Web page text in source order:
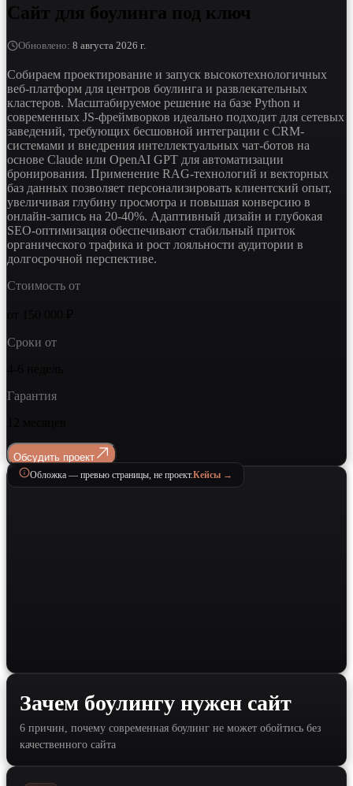
Сайт для боулинга под ключ
Обновлено: 8 августа 2026 г.
Собираем проектирование и запуск высокотехнологичных
веб-платформ для центров боулинга и развлекательных
кластеров. Масштабируемое решение на базе Python и
современных JS-фреймворков идеально подходит для сетевых
заведений, требующих бесшовной интеграции с CRM-
системами и внедрения интеллектуальных чат-ботов на
основе Claude или OpenAI GPT для автоматизации
бронирования. Применение RAG-технологий и векторных
баз данных позволяет персонализировать клиентский опыт,
увеличивая глубину просмотра и повышая конверсию в
онлайн-запись на 20-40%. Адаптивный дизайн и глубокая
SEO-оптимизация обеспечивают стабильный приток
органического трафика и рост лояльности аудитории в
долгосрочной перспективе.
Стоимость от
Сроки от
Гарантия
Обсудить проект
Обложка — превью страницы, не проект.Кейсы →
Зачем боулингу нужен сайт
6 причин, почему современная боулинг не может обойтись без
качественного сайта